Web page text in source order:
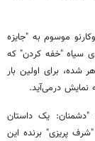
موسوم به "جایزه
سیاه "خفه کردن" که
شده، برای اولین بار
57 ساله برای سه فیلم "شرف پریزی" 1985، "دشمنان: یک داستان
بود و برای "شرف پریزی" برنده این